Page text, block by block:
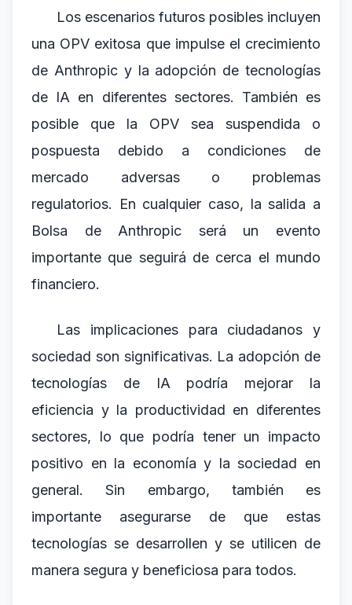
Los escenarios futuros posibles incluyen
una OPV exitosa que impulse el crecimiento
de Anthropic y la adopción de tecnologías
de IA en diferentes sectores. También es
posible que la OPV sea suspendida o
pospuesta debido a condiciones de
mercado adversas o problemas
regulatorios. En cualquier caso, la salida a
Bolsa de Anthropic será un evento
importante que seguirá de cerca el mundo
financiero.
Las implicaciones para ciudadanos y
sociedad son significativas. La adopción de
tecnologías de IA podría mejorar la
eficiencia y la productividad en diferentes
sectores, lo que podría tener un impacto
positivo en la economía y la sociedad en
general. Sin embargo, también es
importante asegurarse de que estas
tecnologías se desarrollen y se utilicen de
manera segura y beneficiosa para todos.